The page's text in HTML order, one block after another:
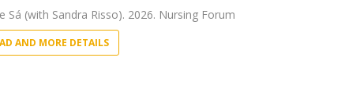
Sá (with Sandra Risso). 2026. Nursing Forum
AND MORE DETAILS